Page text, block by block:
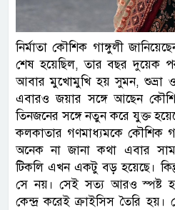
নির্মাতা কৌশিক গাঙ্গুলী
শেষ হয়েছিল, তার বছর দুয়েক
আবার মুখোমুখি হয় সুমন, শুভ্রা ও
এবারও জয়ার সঙ্গে আছেন
তিনজনের সঙ্গে নতুন করে যুক্ত
কলকাতার গণমাধ্যমকে কৌশিক
অনেক না জানা কথা এবার
টিকলি এখন একটু বড় হয়েছে।
সে নয়। সেই সত্য আরও স্পষ্ট
কেন্দ্র করেই ক্রাইসিস তৈরি হয়।